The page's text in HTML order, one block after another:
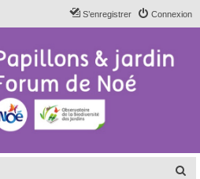
Connexion
S’enregistrer